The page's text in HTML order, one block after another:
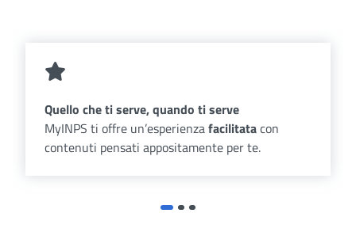
Quello che ti serve, quando ti serve
MyINPS ti offre un’esperienzafacilitatacon
contenuti pensati appositamente per te.